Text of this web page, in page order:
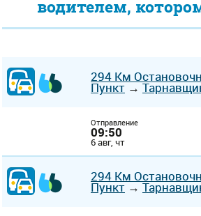
водителем,
294 Км
Пункт→
Отправление
09:50
6 авг, чт
294 Км
Пункт→